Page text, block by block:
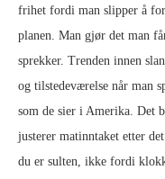
frihet fordi man slipper å
planen. Man gjør det man
sprekker. Trenden innen
og tilstedeværelse når man
som de sier i Amerika. Det
justerer matinntaket etter
du er sulten, ikke fordi